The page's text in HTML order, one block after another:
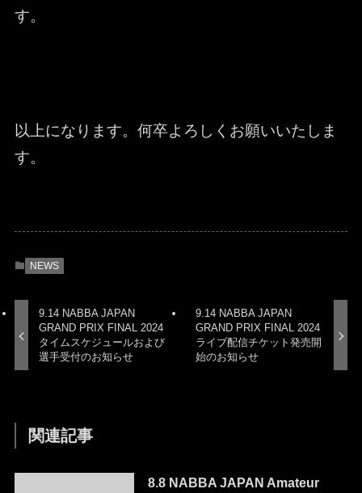
す。
以上になります。何卒よろしくお願いいたしま
す。
NEWS
9.14 NABBA JAPAN
GRAND PRIX FINAL 2024
タイムスケジュールおよび
選手受付のお知らせ
9.14 NABBA JAPAN
GRAND PRIX FINAL 2024
ライブ配信チケット発売開
始のお知らせ
関連記事
8.8 NABBA JAPAN Amateur